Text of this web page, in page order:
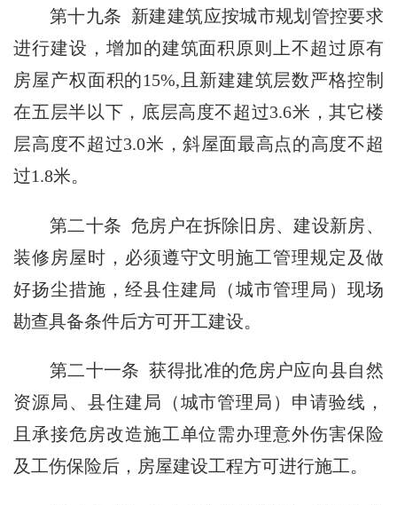
第十九条 新建建筑应按城市规划管控要求
进行建设，增加的建筑面积原则上不超过原有
房屋产权面积的15%,且新建建筑层数严格控制
在五层半以下，底层高度不超过3.6米，其它楼
层高度不超过3.0米，斜屋面最高点的高度不超
过1.8米。
第二十条 危房户在拆除旧房、建设新房、
装修房屋时，必须遵守文明施工管理规定及做
好扬尘措施，经县住建局（城市管理局）现场
勘查具备条件后方可开工建设。
第二十一条 获得批准的危房户应向县自然
资源局、县住建局（城市管理局）申请验线，
且承接危房改造施工单位需办理意外伤害保险
及工伤保险后，房屋建设工程方可进行施工。